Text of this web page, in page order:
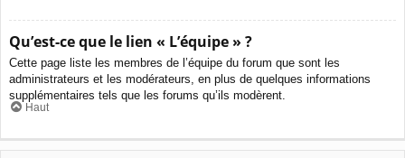
Qu’est-ce que le lien « L’équipe » ?
Cette page liste les membres de l’équipe du forum que sont les
administrateurs et les modérateurs, en plus de quelques informations
supplémentaires tels que les forums qu’ils modèrent.
Haut